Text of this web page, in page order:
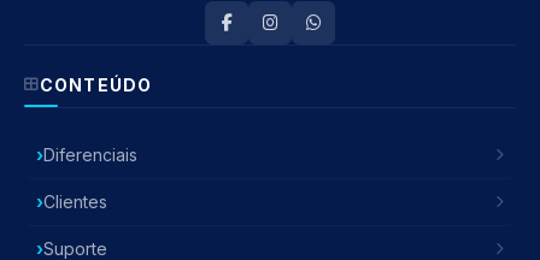
CONTEÚDO
Diferenciais
Clientes
Suporte